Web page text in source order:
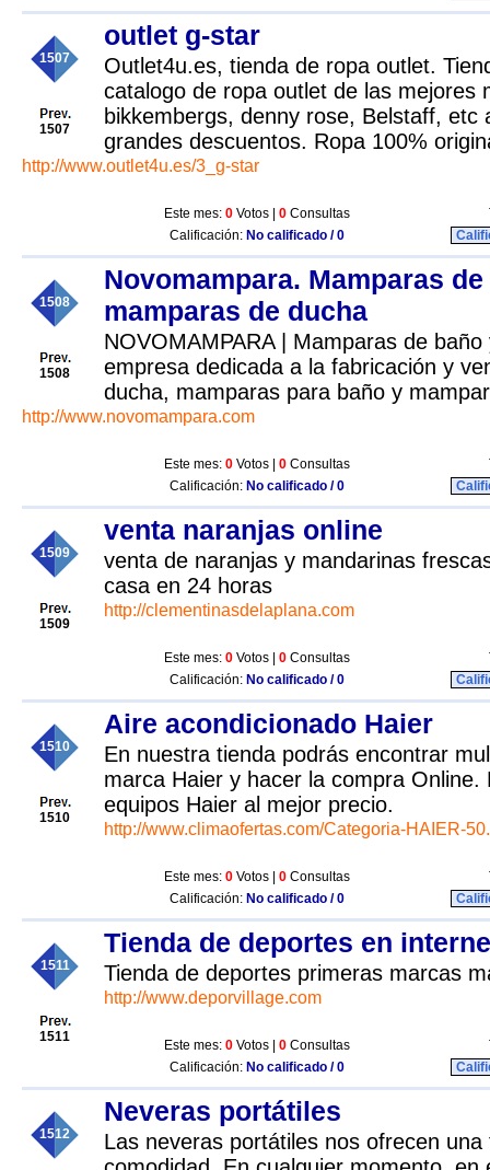
1507
1507
outlet g-star
Outlet4u.es, tienda de ropa outlet.
catalogo de ropa outlet de las mejores
bikkembergs, denny rose, Belstaff, etc
grandes descuentos. Ropa 100%
http://www.outlet4u.es/3_g-star
Este mes: 0 Votos | 0 Consultas
Calificación: No calificado / 0
1508
1508
Novomampara. Mamparas
mamparas de ducha
NOVOMAMPARA | Mamparas de
empresa dedicada a la fabricación y
ducha, mamparas para baño y
http://www.novomampara.com
Este mes: 0 Votos | 0 Consultas
Calificación: No calificado / 0
1509
1509
venta naranjas online
venta de naranjas y mandarinas
casa en 24 horas
http://clementinasdelaplana.com
Este mes: 0 Votos | 0 Consultas
Calificación: No calificado / 0
1510
1510
Aire acondicionado Haier
En nuestra tienda podrás encontrar
marca Haier y hacer la compra Online.
equipos Haier al mejor precio.
http://www.climaofertas.com/Categoria-HAIER-
Este mes: 0 Votos | 0 Consultas
Calificación: No calificado / 0
1511
1511
Tienda de deportes en
Tienda de deportes primeras marcas
http://www.deporvillage.com
Este mes: 0 Votos | 0 Consultas
Calificación: No calificado / 0
1512
Neveras portátiles
Las neveras portátiles nos ofrecen